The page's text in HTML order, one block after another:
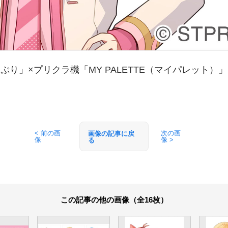
り」×プリクラ機「MY PALETTE（マイパレット）
< 前の画
像
画像の記事に戻
る
次の画
像 >
この記事の他の画像（全16枚）